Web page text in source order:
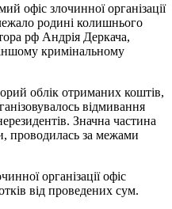
офіс злочинної організації
родині колишнього
рф Андрія Деркача,
кримінальному
облік отриманих коштів,
відмивання
Значна частина
проводилась за межами
організації офіс
від проведених сум.